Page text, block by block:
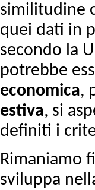
similitudine
quei dati in
secondo la
potrebbe
economica,
estiva, si
definiti i
Rimaniamo
sviluppa